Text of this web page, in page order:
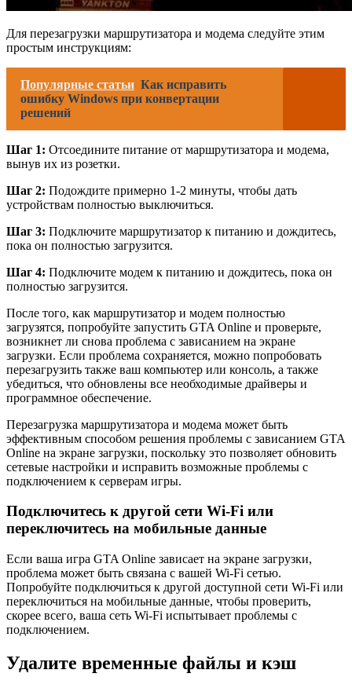
Для перезагрузки маршрутизатора и модема следуйте этим
простым инструкциям:
Популярные статьи Как исправить
ошибку Windows при конвертации
решений
Шаг 1: Отсоедините питание от маршрутизатора и модема,
вынув их из розетки.
Шаг 2: Подождите примерно 1-2 минуты, чтобы дать
устройствам полностью выключиться.
Шаг 3: Подключите маршрутизатор к питанию и дождитесь,
пока он полностью загрузится.
Шаг 4: Подключите модем к питанию и дождитесь, пока он
полностью загрузится.
После того, как маршрутизатор и модем полностью
загрузятся, попробуйте запустить GTA Online и проверьте,
возникнет ли снова проблема с зависанием на экране
загрузки. Если проблема сохраняется, можно попробовать
перезагрузить также ваш компьютер или консоль, а также
убедиться, что обновлены все необходимые драйверы и
программное обеспечение.
Перезагрузка маршрутизатора и модема может быть
эффективным способом решения проблемы с зависанием GTA
Online на экране загрузки, поскольку это позволяет обновить
сетевые настройки и исправить возможные проблемы с
подключением к серверам игры.
Подключитесь к другой сети Wi-Fi или
переключитесь на мобильные данные
Если ваша игра GTA Online зависает на экране загрузки,
проблема может быть связана с вашей Wi-Fi сетью.
Попробуйте подключиться к другой доступной сети Wi-Fi или
переключиться на мобильные данные, чтобы проверить,
скорее всего, ваша сеть Wi-Fi испытывает проблемы с
подключением.
Удалите временные файлы и кэш